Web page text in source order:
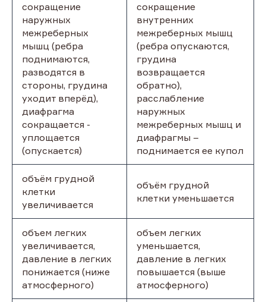
сокращение
наружных
межреберных
мышц (ребра
поднимаются,
разводятся в
стороны, грудина
уходит вперёд),
диафрагма
сокращается -
уплощается
(опускается)
сокращение
внутренних
межреберных мышц
(ребра опускаются,
грудина
возвращается
обратно),
расслабление
наружных
межреберных мышц и
диафрагмы –
поднимается ее купол
объём грудной
клетки
увеличивается
объём грудной
клетки уменьшается
объем легких
увеличивается,
давление в легких
понижается (ниже
атмосферного)
объем легких
уменьшается,
давление в легких
повышается (выше
атмосферного)